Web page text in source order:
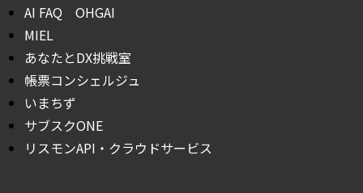
AI FAQ OHGAI
MIEL
あなたとDX挑戦室
帳票コンシェルジュ
いまちず
サブスクONE
リスモンAPI・クラウドサービス